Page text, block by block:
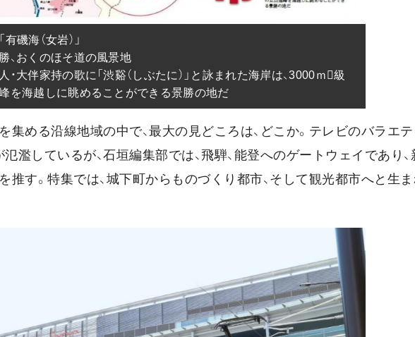
磯海（女岩）」
、おくのほそ道の風景地
・大伴家持の歌に「渋谿（しぶたに）」と詠まれた海岸は、3000ｍ級
を海越しに眺めることができる景勝の地だ
集める沿線地域の中で、最大の見どころは、どこか。テレビのバラエ
濫しているが、石垣編集部では、飛騨、能登へのゲートウェイであり
推す。特集では、城下町からものづくり都市、そして観光都市へと生